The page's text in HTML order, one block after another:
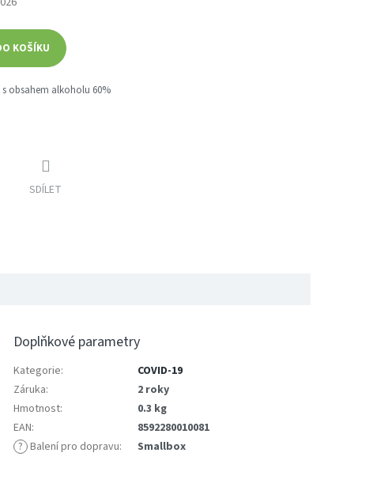
KOŠÍKU
obsahem alkoholu 60%
SDÍLET
Doplňkové parametry
Kategorie:
COVID-19
Záruka:
2 roky
Hmotnost:
0.3 kg
EAN:
8592280010081
? Balení pro dopravu: Smallbox